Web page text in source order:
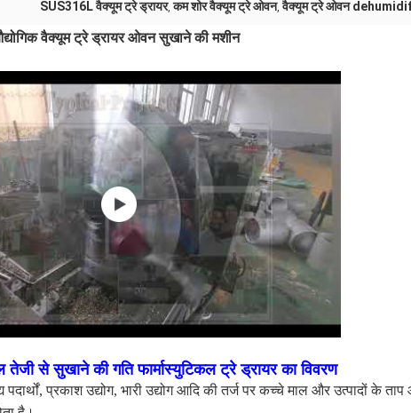
SUS316L वैक्यूम ट्रे ड्रायर,कम शोर वैक्यूम ट्रे ओवन,वैक्यूम ट्रे ओवन
वैक्यूम ट्रे ड्रायर ओवन सुखाने की मशीन
से सुखाने की गति फार्मास्युटिकल ट्रे ड्रायर का विवरण
पदार्थों, प्रकाश उद्योग, भारी उद्योग आदि की तर्ज पर कच्चे माल और उत्पादों के